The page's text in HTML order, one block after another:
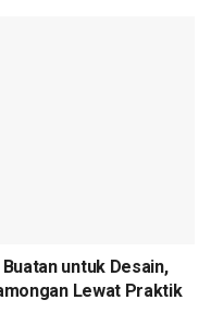
untuk Desain,
Lewat Praktik